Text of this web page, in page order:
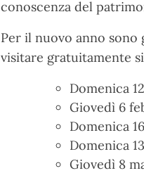
conoscenza del
Per il nuovo anno sono
visitare gratuitamente
Domenica
Giovedì 6
Domenica
Domenica
Giovedì 8